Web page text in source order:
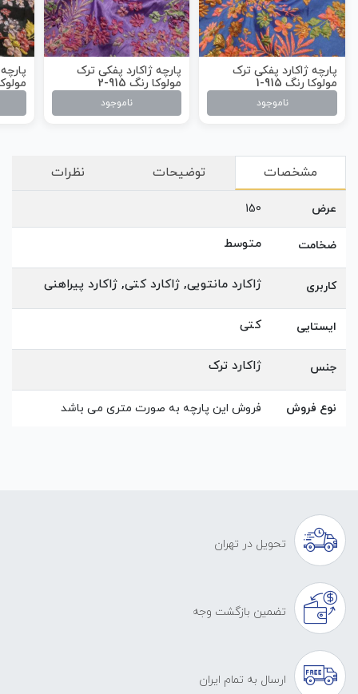
پارچه ژاکارد پفکی ترک
مولوکا رنگ 915-1
ناموجود
پارچه ژاکارد پفکی ترک
مولوکا رنگ 915-2
ناموجود
مولوکا
مشخصات توضیحات نظرات
عرض 150
ضخامت متوسط
کاربری ژاکارد مانتویی, ژاکارد کتی, ژاکارد پیراهنی
ایستایی کتی
جنس ژاکارد ترک
نوع فروش فروش این پارچه به صورت متری می باشد
تحویل در تهران
تضمین بازگشت وجه
ارسال به تمام ایران